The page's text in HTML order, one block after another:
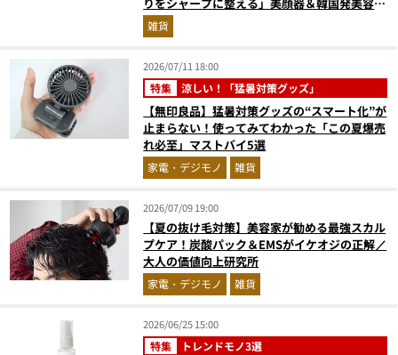
療をプロが解説
雑貨
2026/07/11 18:00
特集 涼しい！「猛暑対策グッズ」
【無印良品】猛暑対策グッズの“スマート化”が
止まらない！使ってみてわかった「この夏爆売
れ必至」マストバイ5選
家電・デジモノ 雑貨
2026/07/09 19:00
【夏の抜け毛対策】美容家が勧める最強スカル
プケア！炭酸パック＆EMSがイケオジの正解／
大人の価値向上研究所
家電・デジモノ 雑貨
2026/06/25 15:00
特集 トレンドモノ3選